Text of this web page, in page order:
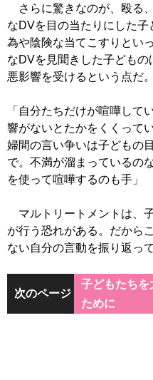
さらに驚きなのが、殴る
なDVを目の当たりにした
為や陰険な当てこすりとい
なDVを見聞きした子どもの
悪影響を受けるという点だ。
「自分たちだけが喧嘩して
響がないとたかをくくって
婦間の言い争いは子どもの
で。不満が溜まっているの
を使って喧嘩するのも手」
マルトリートメントは、
が行う恐れがある。だから
ない自分の言動を振り返っ
次のページ
子どもたちを
ために